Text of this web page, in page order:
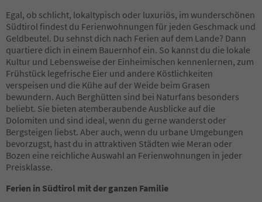
19
20
21
22
23
24
25
26
27
28
29
30
31
32
34
Egal, ob schlicht, lokaltypisch oder luxuriös, im wunderschönen
Südtirol findest du Ferienwohnungen für jeden Geschmack und
Geldbeutel. Du sehnst dich nach Ferien auf dem Lande? Dann
quartiere dich in einem Bauernhof ein. So kannst du die lokale
Kultur und Lebensweise der Einheimischen kennenlernen, zum
Frühstück legefrische Eier und andere Köstlichkeiten
verspeisen und die Kühe auf der Weide beim Grasen
bewundern. Auch Berghütten sind bei Naturfans besonders
beliebt. Sie bieten atemberaubende Ausblicke auf die
Dolomiten und sind ideal, wenn du gerne wanderst oder
Bergsteigen liebst. Aber auch, wenn du urbane Umgebungen
bevorzugst, hast du in attraktiven Städten wie Meran oder
Bozen eine reichliche Auswahl an Ferienwohnungen in jeder
Preisklasse.
Ferien in Südtirol mit der ganzen Familie